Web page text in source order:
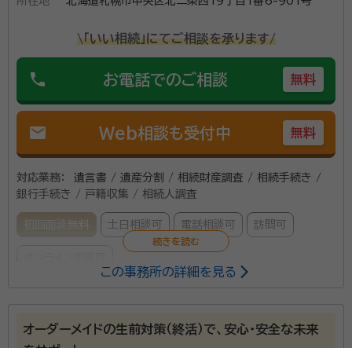
\「いい相続」にてご相談を承ります/
phone お電話でのご相談 無料
mail Web相談も受付中 無料
対応業務：
遺言書 / 遺産分割 / 相続財産調査 / 相続手続き /
銀行手続き / 戸籍収集 / 相続人調査
初回面談無料 土日相談可 電話相談可 訪問可
藤井 愼一（ふじい しんいち） 行政書士・宅地建物取引士・AFP
この事務所の詳細を見る
オーダーメイドの生前対策（終活）で、安心・安全な未来